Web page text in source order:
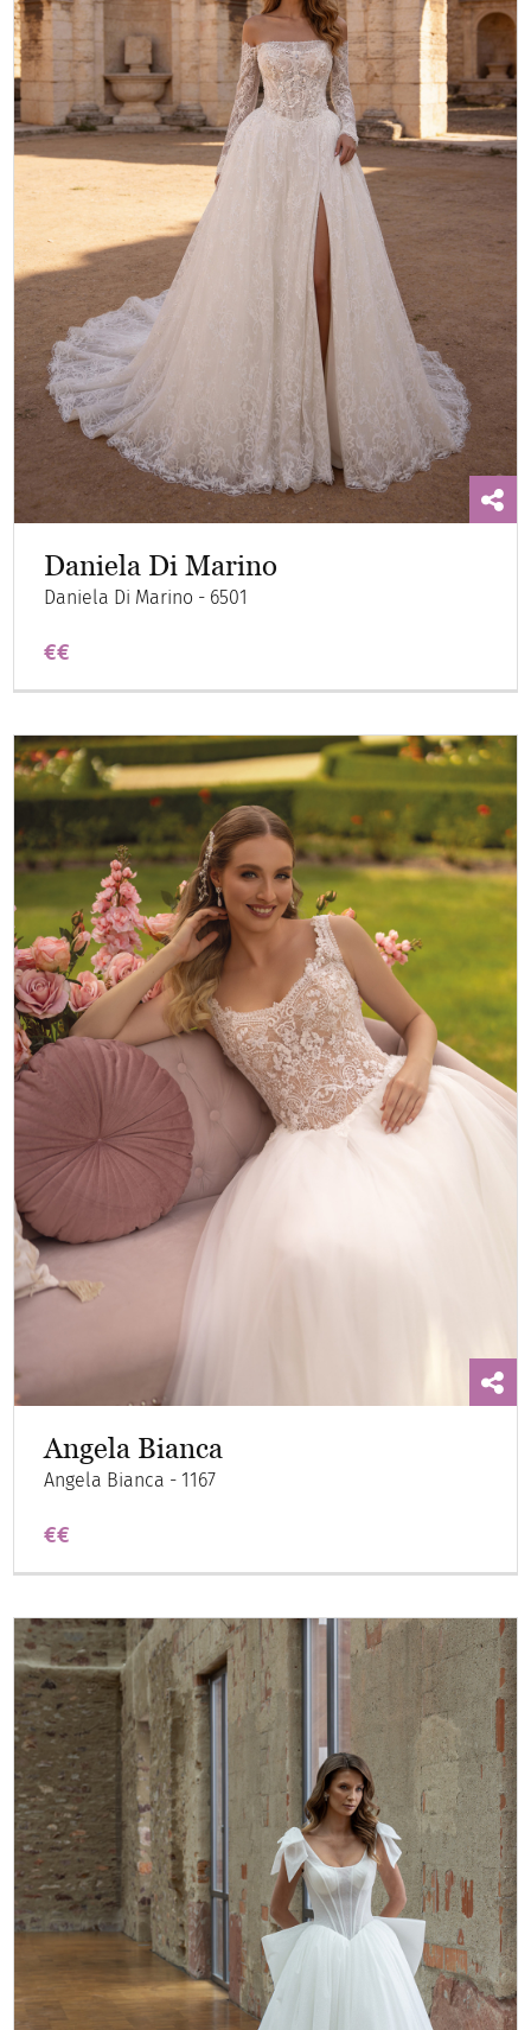
Daniela Di Marino
Daniela Di Marino - 6501
€€
Angela Bianca
Angela Bianca - 1167
€€